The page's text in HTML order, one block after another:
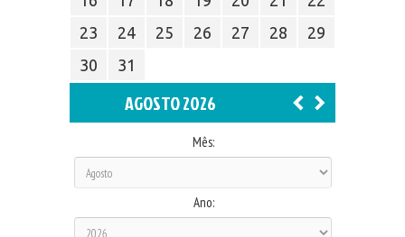
23
24 25 26 27 28
29
30
31
AGOSTO 2026
Mês:
Ano: